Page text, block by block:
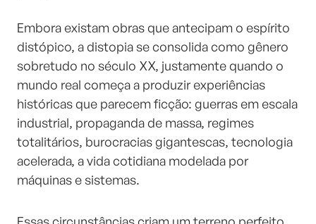
Embora existam obras que antecipam o espírito
distópico, a distopia se consolida como gênero
sobretudo no século XX, justamente quando o
mundo real começa a produzir experiências
históricas que parecem ficção: guerras em escala
industrial, propaganda de massa, regimes
totalitários, burocracias gigantescas, tecnologia
acelerada, a vida cotidiana modelada por
máquinas e sistemas.